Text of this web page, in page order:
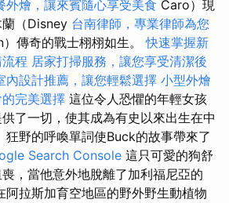
外燴，讓來賓隨心享受美食 Caro）現
（Disney 台南律師，專業律師為您
）傳奇的戰士栩栩如生。快速掌握新
程 居家打掃服務，讓您享受清潔後
內設計推薦，讓您輕鬆選擇 小型外燴
完美選擇 這位令人恐懼的年輕女孩
了一切，使其成為有史以來出生在中
狂野的呼喚單詞使Buck的故事帶來了
Search Console 這只可愛的狗舒
，當他意外地脫離了加利福尼亞的
阿拉斯加育空地區的野外野生動植物